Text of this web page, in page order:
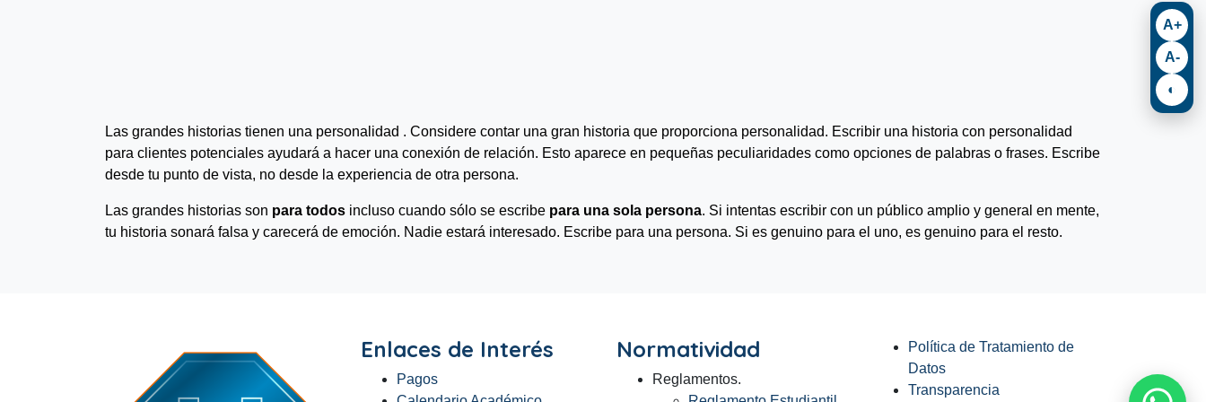
Las grandes historias tienen una personalidad . Considere contar una gran historia que proporciona personalidad. Escribir una historia con personalidad
para clientes potenciales ayudará a hacer una conexión de relación. Esto aparece en pequeñas peculiaridades como opciones de palabras o frases. Escribe
desde tu punto de vista, no desde la experiencia de otra persona.
Las grandes historias son para todos incluso cuando sólo se escribe para una sola persona. Si intentas escribir con un público amplio y general en mente,
tu historia sonará falsa y carecerá de emoción. Nadie estará interesado. Escribe para una persona. Si es genuino para el uno, es genuino para el resto.
Enlaces de Interés
Pagos
Normatividad
Reglamentos.
Política de Tratamiento de
Datos
Transparencia
A+
A-
◐